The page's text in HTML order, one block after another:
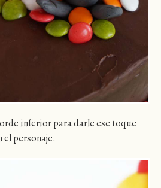
inferior para darle ese toque
el personaje.